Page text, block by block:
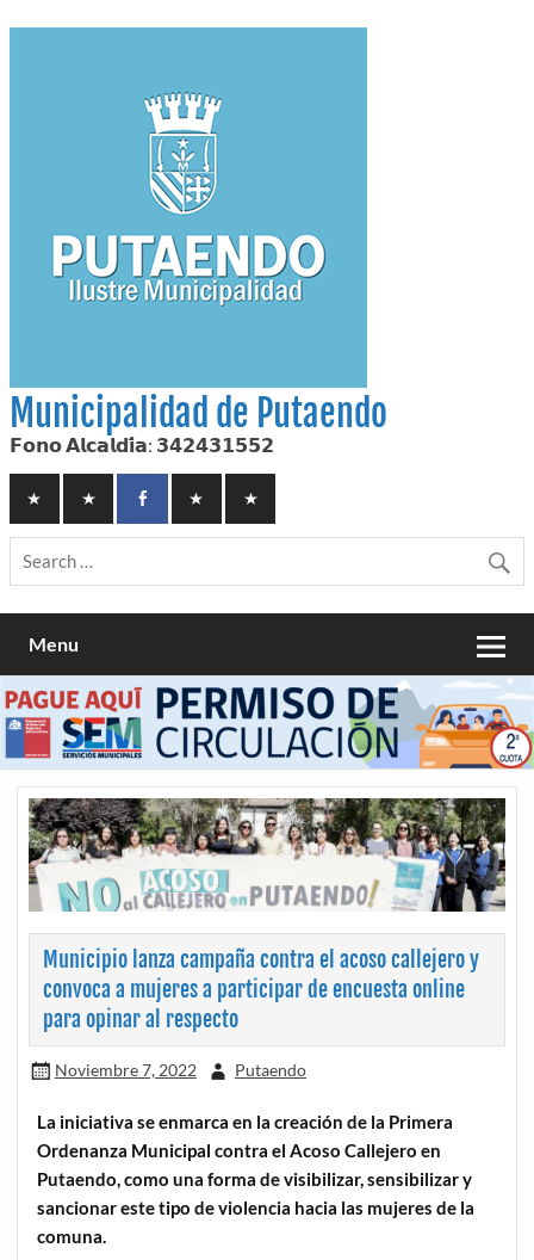
to
Municipalidad de Putaendo
𝗙𝗼𝗻𝗼 𝗔𝗹𝗰𝗮𝗹𝗱𝗶́𝗮: 𝟯𝟰𝟮𝟰𝟯𝟭𝟱𝟱𝟮
Menu
Municipio lanza campaña contra el acoso callejero y
convoca a mujeres a participar de encuesta online
para opinar al respecto
Noviembre 7, 2022 Putaendo
La iniciativa se enmarca en la creación de la Primera
Ordenanza Municipal contra el Acoso Callejero en
Putaendo, como una forma de visibilizar, sensibilizar y
sancionar este tipo de violencia hacia las mujeres de la
comuna.